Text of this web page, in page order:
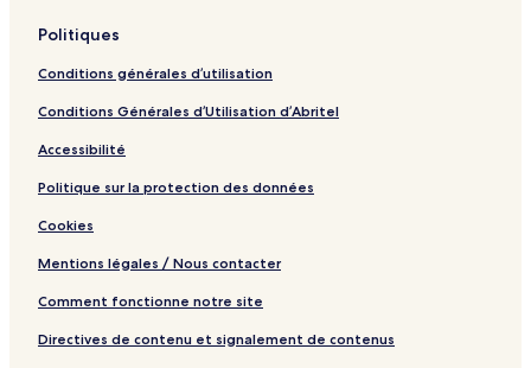
Politiques
Conditions générales d’utilisation
Conditions Générales d’Utilisation d’Abritel
Accessibilité
Politique sur la protection des données
Cookies
Mentions légales / Nous contacter
Comment fonctionne notre site
Directives de contenu et signalement de contenus